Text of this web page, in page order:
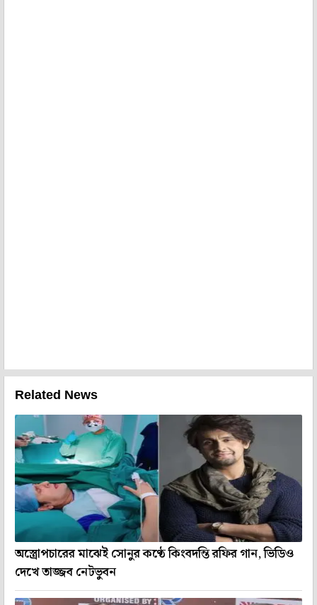
Related News
অস্ত্রোপচারের মাঝেই সোনুর কণ্ঠে কিংবদন্তি রফির গান, ভিডিও
দেখে তাজ্জব নেটভুবন